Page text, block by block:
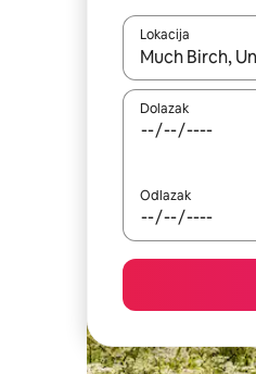
Lokacija
Kada budu
Dolazak
Odlazak